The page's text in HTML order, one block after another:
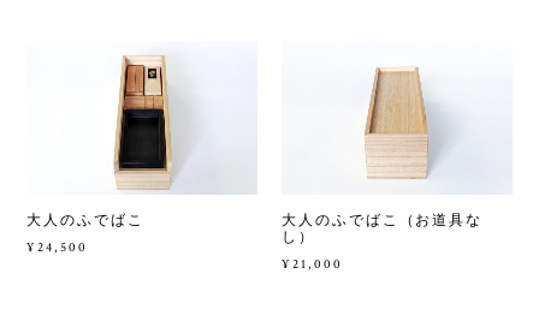
大人のふでばこ
¥24,500
大人のふでばこ（お道具な
し）
¥21,000